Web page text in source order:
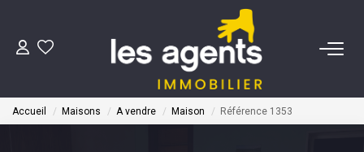
ACHETER
NOS AGENTS
Accueil Maisons A vendre Maison Référence 1353